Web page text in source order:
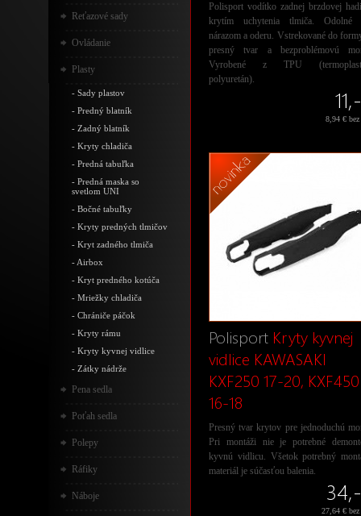
Polisport vodítko zadnej brzdovej
krytím uchytenia tlmiča. Odolné
nárazom a oderu. Vstrekované do
presný tvar a bezproblémovú
Vyrobené z TPU
polyuretán).
8,94 €
Polisport Kryty kyvnej
vidlice KAWASAKI
KXF250 17-20, KXF450
16-18
Presný tvar krytov pre jednoduchú
Pri montáži nie je potrebné
kyvnú vidlicu. Všetok potrebný
materiál je súčasťou balenia.
27,64 €
Reťazové sady
Ovládanie
Plasty
- Sady plastov
- Predný blatník
- Zadný blatník
- Kryty chladiča
- Predná tabuľka
- Predná maska so
svetlom UNI
- Bočné tabuľky
- Kryty predných tlmičov
- Kryt zadného tlmiča
- Airbox
- Kryt predného kotúča
- Mriežky chladiča
- Chrániče páčok
- Kryty rámu
- Kryty kyvnej vidlice
- Zátky nádrže
Pena sedla
Poťah sedla
Polepy
Ráfiky
Náboje